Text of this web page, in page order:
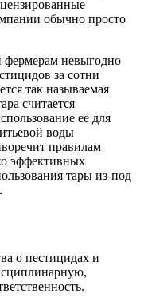
обычно просто
фермерам невыгодно
за сотни
так называемая
считается
ее для
воды
правилам
эффективных
тары из-под
о пестицидах и